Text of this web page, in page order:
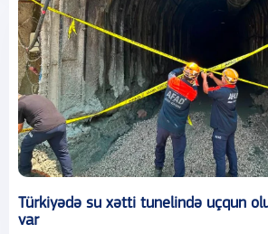
Türkiyədə su xətti tunelində uçqun
var